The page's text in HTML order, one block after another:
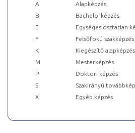
A
Alapképzés
B
Bachelorképzés
E
Egységes osztatlan
F
Felsőfokú szakképzés
K
Kiegészítő alapképzés
M
Mesterképzés
P
Doktori képzés
S
Szakirányú
X
Egyéb képzés